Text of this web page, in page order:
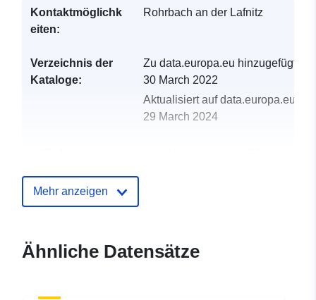
Kontaktmöglichk
eiten:
Rohrbach an der Lafnitz
Verzeichnis der
Kataloge:
Zu data.europa.eu hinzugefügt:
30 March 2022
Aktualisiert auf data.europa.eu:
29 March 2024
Mehr anzeigen
Ähnliche Datensätze